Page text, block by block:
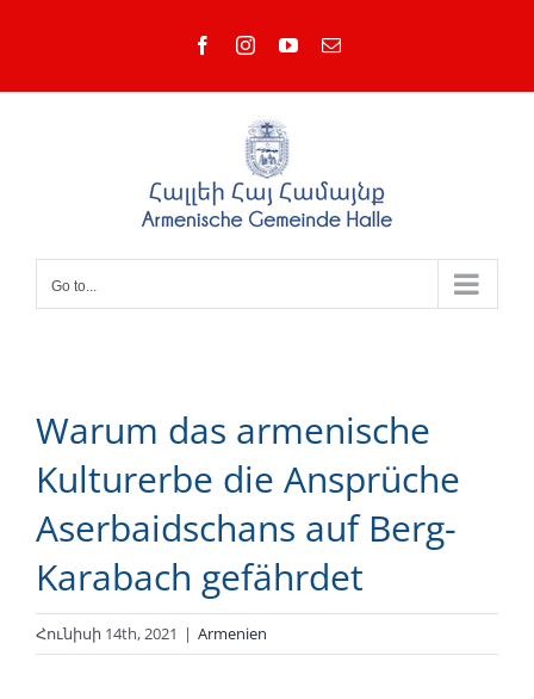
FacebookInstagramYouTubeEmail
Go to...
Warum das armenische
Kulturerbe die Ansprüche
Aserbaidschans auf Berg-
Karabach gefährdet
Հունիսի 14th, 2021 | Armenien